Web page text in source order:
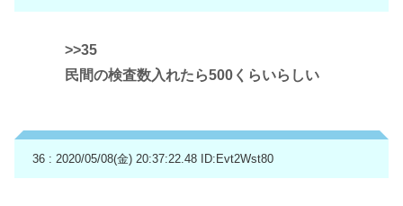
>>35
民間の検査数入れたら500くらいらしい
36 : 2020/05/08(金) 20:37:22.48 ID:Evt2Wst80